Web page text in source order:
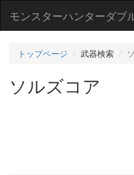
モンスターハンターダブ
トップページ 武器検索
ソルズコア